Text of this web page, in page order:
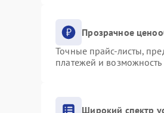
Прозрачное
Точные прайс-листы,
платежей и
Широкий спектр